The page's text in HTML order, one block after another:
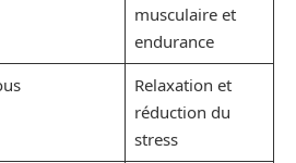
musculaire et
endurance
Relaxation et
réduction du
stress